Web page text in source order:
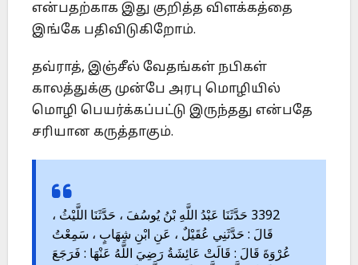
என்பதற்காக இது குறித்த விளக்கத்தை
இங்கே பதிவிடுகிறோம்.
தவ்ராத், இஞ்சீல் வேதங்கள் நபிகள்
காலத்துக்கு முன்பே அரபு மொழியில்
மொழி பெயர்க்கப்பட்டு இருந்தது என்பதே
சரியான கருத்தாகும்.
3392 حَدَّثَنَا عَبْدُ اللَّهِ بْنُ يُوسُفَ ، حَدَّثَنَا اللَّيْثُ ،
قَالَ : حَدَّثَنِي عُقَيْلٌ ، عَنِ ابْنِ شِهَابٍ ، سَمِعْتُ
عُرْوَةَ قَالَ : قَالَتْ عَائِشَةُ رَضِيَ اللَّهُ عَنْهَا : فَرَجَعَ